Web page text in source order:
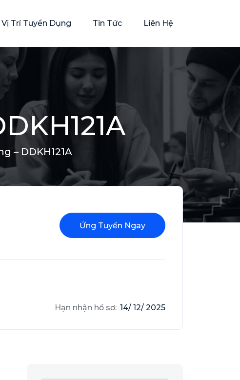
Vị Trí Tuyển Dụng Tin Tức Liên Hệ
– DDKH121A
Ứng Tuyển Ngay
Hạn nhận hồ sơ: 14/ 12/ 2025